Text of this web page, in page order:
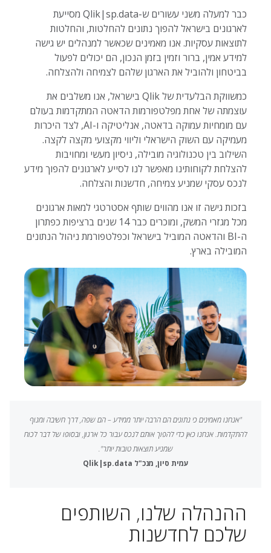
כבר למעלה משני עשורים ש-Qlik|sp.data מסייעת
לארגונים בישראל להפוך נתונים להחלטות, והחלטות
לתוצאות עסקיות. אנו מאמינים שכאשר למנהלים יש גישה
למידע אמין, ברור וזמין בזמן הנכון, הם יכולים לפעול
בביטחון ולהוביל את הארגון שלהם לצמיחה ולהצלחה.
כמשווקת הבלעדית של Qlik בישראל, אנו משלבים את
עוצמתה של אחת מפלטפורמות הדאטה המתקדמות בעולם
עם מומחיות עמוקה בדאטה, אנליטיקה ו-AI, לצד היכרות
מעמיקה עם השוק הישראלי וליווי מקצועי מקצה לקצה.
השילוב בין טכנולוגיה מובילה, ניסיון מעשי ומחויבות
להצלחת לקוחותינו מאפשר לנו לסייע לארגונים להפוך מידע
לנכס עסקי שמניע צמיחה, חדשנות והצלחה.
בזכות גישה זו אנו מהווים שותף אסטרטגי למאות ארגונים
מכל מגזרי המשק, ומוכרים כבר 14 שנים ברציפות כפתרון
ה-BI והדאטה המוביל בישראל וכפלטפורמת ניהול הנתונים
המובילה בארץ.
"אנחנו מאמינים כי נתונים הם הרבה יותר ממידע – הם שפה, דרך חשיבה ומנוף
להתקדמות. אנחנו כאן כדי להפוך אותם לנכס עבור כל ארגון, ובסופו של דבר לכוח
שמניע תוצאות טובות יותר".
עמית סיון, מנכ"ל Qlik|sp.data
ההנהלה שלנו, השותפים
שלכם לחדשנות